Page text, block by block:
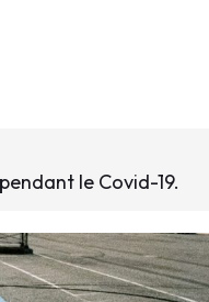
le Covid-19.